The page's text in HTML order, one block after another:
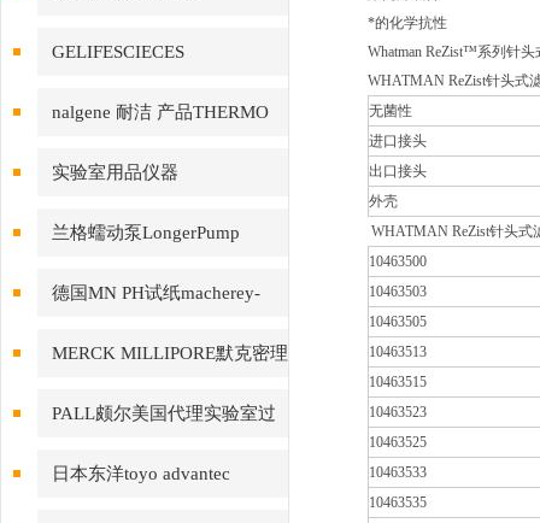
GELIFESCIECES
nalgene 耐洁 产品THERMO
赛默飞
实验室用品仪器
兰格蠕动泵LongerPump
德国MN PH试纸macherey-
MERCK MILLIPORE默克密理
PALL颇尔美国代理实验室过
滤产品
日本东洋toyo advantec
*的化学抗性
Whatman ReZist™系列针
WHATMAN ReZist针头式
无菌性
进口接头
出口接头
外壳
WHATMAN ReZist针头式
10463500
10463503
10463505
10463513
10463515
10463523
10463525
10463533
10463535